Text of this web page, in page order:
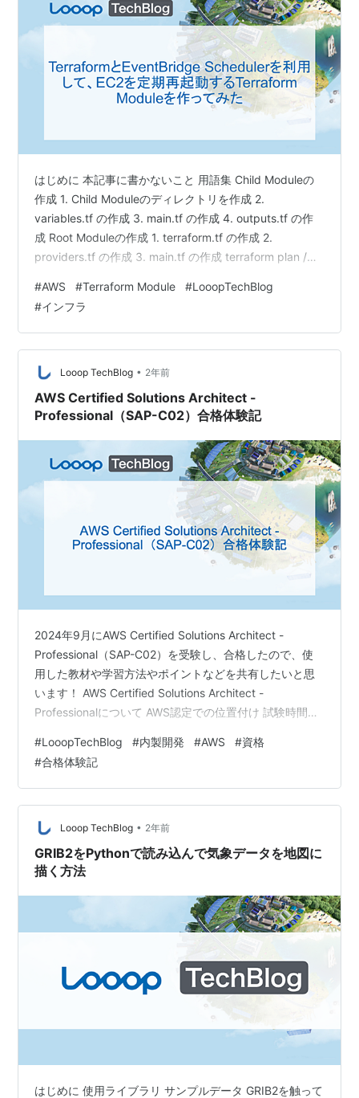
はじめに 本記事に書かないこと 用語集 Child Moduleの
作成 1. Child Moduleのディレクトリを作成 2.
variables.tf の作成 3. main.tf の作成 4. outputs.tf の作
成 Root Moduleの作成 1. terraform.tf の作成 2.
providers.tf の作成 3. main.tf の作成 terraform plan /
めに 今回は特定のEC2インスタンスに対して、定期的な
再起動を実施する実装方法を紹介していきます。 AWSに
は…
#AWS #Terraform Module #LooopTechBlog
#インフラ
Looop TechBlog • 2年前
AWS Certified Solutions Architect -
Professional（SAP-C02）合格体験記
2024年9月にAWS Certified Solutions Architect -
Professional（SAP-C02）を受験し、合格したので、使
用した教材や学習方法やポイントなどを共有したいと思
います！ AWS Certified Solutions Architect -
Professionalについて AWS認定での位置付け 試験時間、
ことのあるサービス 所有しているAWS認定 使用した教材
学習期間・時間 学習方法やポイント 受験した感想 今後
の目標 おまけ AWS Certified Solutions Archite…
#LooopTechBlog #内製開発 #AWS #資格
#合格体験記
Looop TechBlog • 2年前
GRIB2をPythonで読み込んで気象データを地図に
描く方法
はじめに 使用ライブラリ サンプルデータ GRIB2を触って